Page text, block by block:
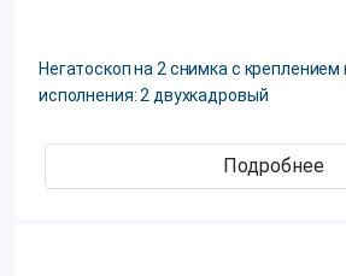
Негатоскоп на 2 снимка с креплением
исполнения: 2 двухкадровый
Подробнее